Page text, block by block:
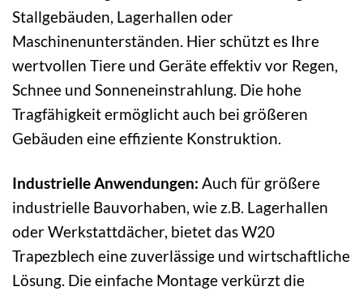
Stallgebäuden, Lagerhallen oder
Maschinenunterständen. Hier schützt es Ihre
wertvollen Tiere und Geräte effektiv vor Regen,
Schnee und Sonneneinstrahlung. Die hohe
Tragfähigkeit ermöglicht auch bei größeren
Gebäuden eine effiziente Konstruktion.
Industrielle Anwendungen: Auch für größere
industrielle Bauvorhaben, wie z.B. Lagerhallen
oder Werkstattdächer, bietet das W20
Trapezblech eine zuverlässige und wirtschaftliche
Lösung. Die einfache Montage verkürzt die